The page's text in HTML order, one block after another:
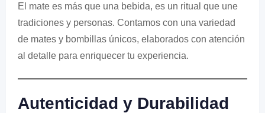
El mate es más que una bebida, es un ritual que une
tradiciones y personas. Contamos con una variedad
de mates y bombillas únicos, elaborados con atención
al detalle para enriquecer tu experiencia.
Autenticidad y Durabilidad